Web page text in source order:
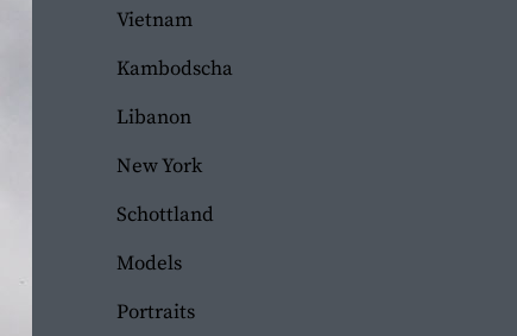
Vietnam
Kambodscha
Libanon
New York
Schottland
Models
Portraits